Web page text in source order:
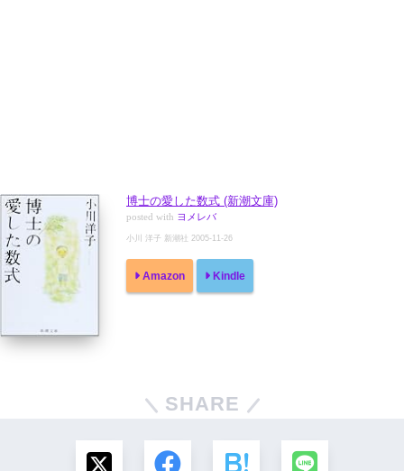
博士の愛した数式 (新潮文庫)
posted with ヨメレバ
小川 洋子 新潮社 2005-11-26
Amazon Kindle
SHARE